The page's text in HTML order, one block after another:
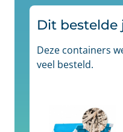
Dit bestelde
Deze containers
veel besteld.